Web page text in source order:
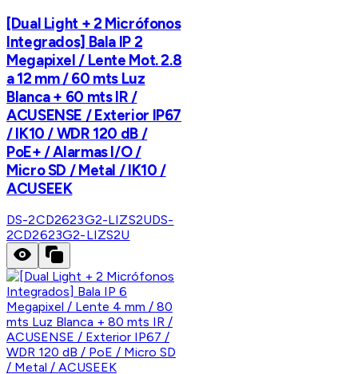
[Dual Light + 2 Micrófonos
Integrados] Bala IP 2
Megapixel / Lente Mot. 2.8
a 12 mm / 60 mts Luz
Blanca + 60 mts IR /
ACUSENSE / Exterior IP67
/ IK10 / WDR 120 dB /
PoE+ / Alarmas I/O /
Micro SD / Metal / IK10 /
ACUSEEK
DS-2CD2623G2-LIZS2UDS-
2CD2623G2-LIZS2U